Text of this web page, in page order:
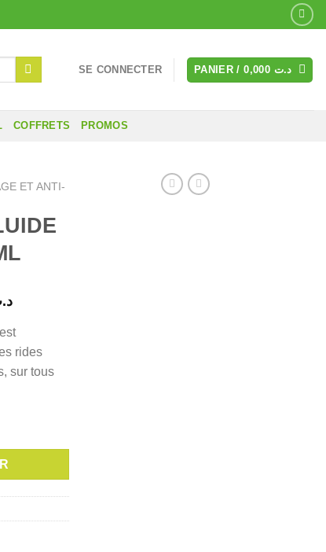
SE CONNECTER PANIER / د.ت
COFFRETS PROMOS
ET ANTI-
د.ت 156,000.
Le
actuel
est :
rides
sur tous
BOTOX 50ML